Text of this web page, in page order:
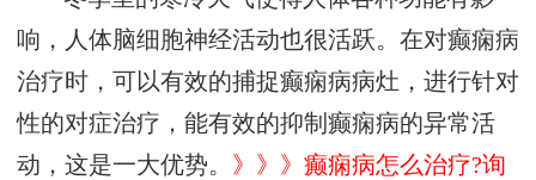
响，人体脑细胞神经活动也很活跃。在对癫痫病
治疗时，可以有效的捕捉癫痫病病灶，进行针对
性的对症治疗，能有效的抑制癫痫病的异常活
动，这是一大优势。 》》》癫痫病怎么治疗?询